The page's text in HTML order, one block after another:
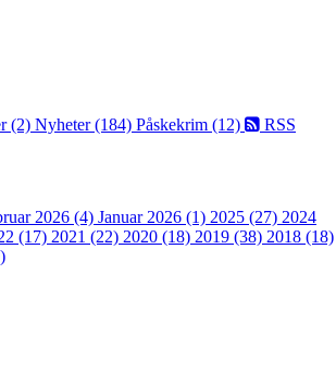
(2) Nyheter (184) Påskekrim (12) RSS
2026 (4) Januar 2026 (1) 2025 (27) 2024
(17) 2021 (22) 2020 (18) 2019 (38) 2018 (18)